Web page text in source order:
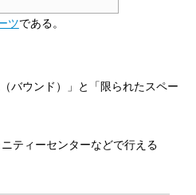
ツである。
バウンド）」と「限られたスペー
ティーセンターなどで行える